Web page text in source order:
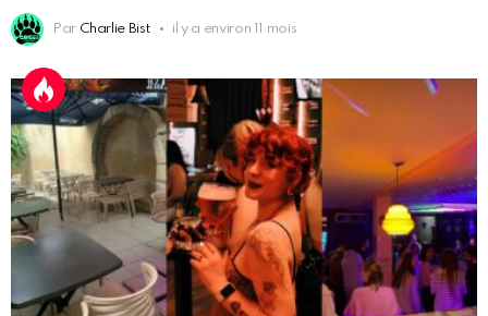
Par Charlie Bist il y a environ 11 mois